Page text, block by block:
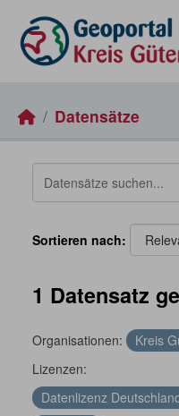
Datensätze
Sortieren nach
1 Datensatz
Organisationen: Kreis
Lizenzen:
Datenlizenz